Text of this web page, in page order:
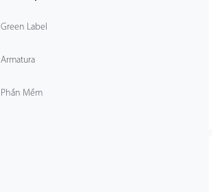
Green Label
Armatura
Phần Mềm